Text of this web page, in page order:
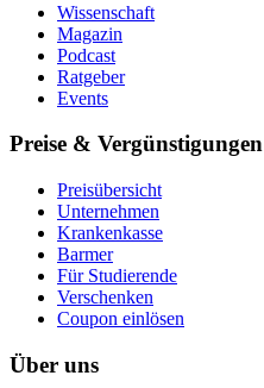
Wissenschaft
Magazin
Podcast
Ratgeber
Events
Preise & Vergünstigungen
Preisübersicht
Unternehmen
Krankenkasse
Barmer
Für Studierende
Ver­schen­ken
Coupon einlösen
Über uns